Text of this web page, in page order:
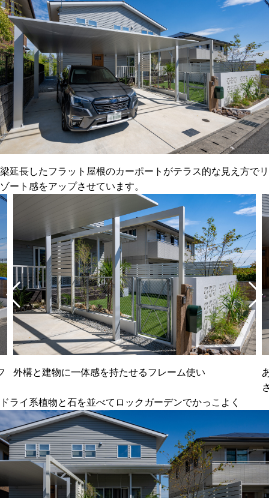
梁延長したフラット屋根のカーポートがテラス的な見え方でリ
ゾート感をアップさせています。
外構と建物に一体感を持たせるフレーム使い
ドライ系植物と石を並べてロックガーデンでかっこよく